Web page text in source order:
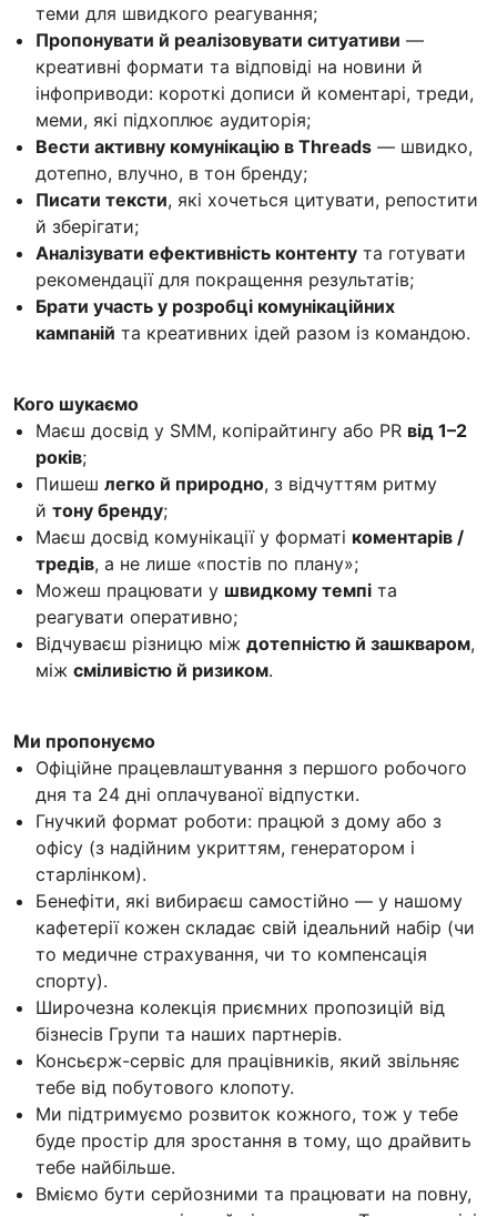
теми для швидкого реагування;
Пропонувати й реалізовувати ситуативи —
креативні формати та відповіді на новини й
інфоприводи: короткі дописи й коментарі, треди,
меми, які підхоплює аудиторія;
Вести активну комунікацію в Threads — швидко,
дотепно, влучно, в тон бренду;
Писати тексти, які хочеться цитувати, репостити
й зберігати;
Аналізувати ефективність контенту та готувати
рекомендації для покращення результатів;
Брати участь у розробці комунікаційних
кампаній та креативних ідей разом із командою.
Кого шукаємо
Маєш досвід у SMM, копірайтингу або PR від 1–2
років;
Пишеш легко й природно, з відчуттям ритму
й тону бренду;
Маєш досвід комунікації у форматі коментарів /
тредів, а не лише «постів по плану»;
Можеш працювати у швидкому темпі та
реагувати оперативно;
Відчуваєш різницю між дотепністю й зашкваром,
між сміливістю й ризиком.
Ми пропонуємо
Офіційне працевлаштування з першого робочого
дня та 24 дні оплачуваної відпустки.
Гнучкий формат роботи: працюй з дому або з
офісу (з надійним укриттям, генератором і
старлінком).
Бенефіти, які вибираєш самостійно — у нашому
кафетерії кожен складає свій ідеальний набір (чи
то медичне страхування, чи то компенсація
спорту).
Широчезна колекція приємних пропозицій від
бізнесів Групи та наших партнерів.
Консьєрж-сервіс для працівників, який звільняє
тебе від побутового клопоту.
Ми підтримуємо розвиток кожного, тож у тебе
буде простір для зростання в тому, що драйвить
тебе найбільше.
Вміємо бути серйозними та працювати на повну,